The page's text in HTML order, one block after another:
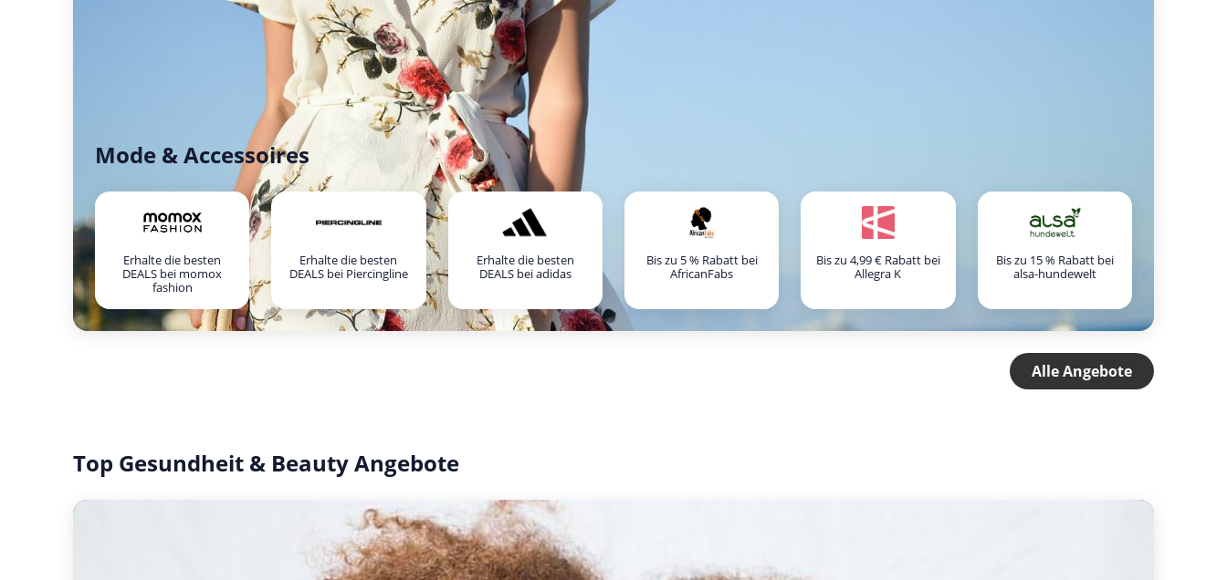
Mode & Accessoires
Erhalte die besten
DEALS bei momox
fashion
Erhalte die besten
DEALS bei Piercingline
Erhalte die besten
DEALS bei adidas
Bis zu 5 % Rabatt bei
AfricanFabs
Bis zu 4,99 € Rabatt bei
Allegra K
Bis zu 15 % Rabatt bei
alsa-hundewelt
Alle Angebote
Top Gesundheit & Beauty Angebote